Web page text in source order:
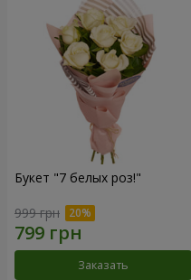
Букет "7 белых роз!"
999 грн
Заказать